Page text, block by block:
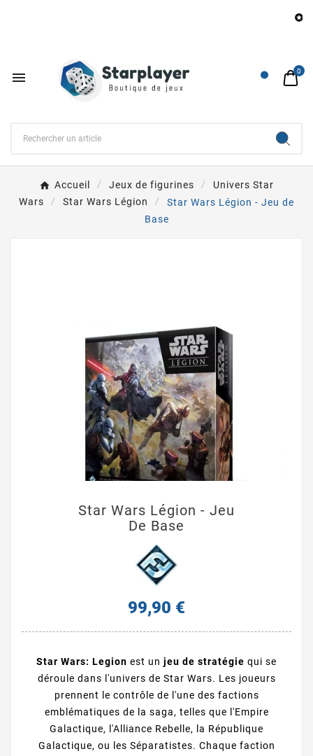
 0
Accueil Jeux de figurines
Univers Star
Wars
Star Wars Légion
Star Wars Légion - Jeu de
Base
Star Wars Légion - Jeu
De Base
99,90 €
Star Wars: Legion est un jeu de stratégie qui se
déroule dans l'univers de Star Wars. Les joueurs
prennent le contrôle de l'une des factions
emblématiques de la saga, telles que l'Empire
Galactique, l'Alliance Rebelle, la République
Galactique, ou les Séparatistes. Chaque faction